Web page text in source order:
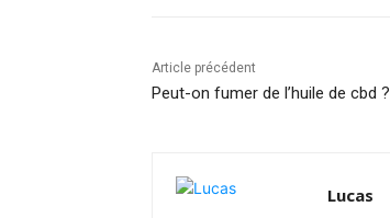
Article précédent
Peut-on fumer de l’huile de cbd ?
Lucas